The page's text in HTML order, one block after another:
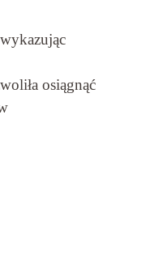
osiągnąć